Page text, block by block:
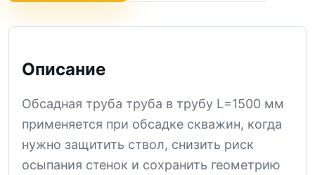
Описание
Обсадная труба труба в трубу L=1500 мм
применяется при обсадке скважин, когда
нужно защитить ствол, снизить риск
осыпания стенок и сохранить геометрию